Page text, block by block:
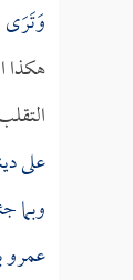
وَتَرَى
هكذا
على
وبما